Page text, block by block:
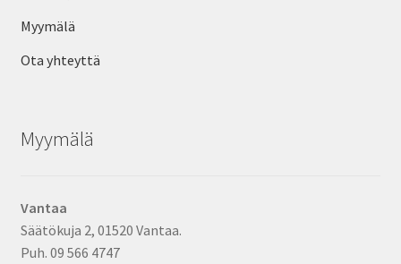
Myymälä
Ota yhteyttä
Myymälä
Vantaa
Säätökuja 2, 01520 Vantaa.
Puh. 09 566 4747